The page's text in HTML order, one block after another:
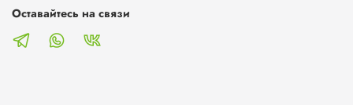
Оставайтесь на связи